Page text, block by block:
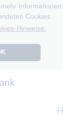
Informationen
Cookies
Hinweise.